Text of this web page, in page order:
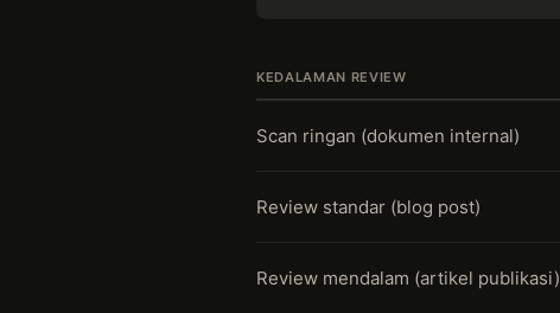
KEDALAMAN REVIEW
Scan ringan (dokumen internal)
Review standar (blog post)
Review mendalam (artikel publikasi)